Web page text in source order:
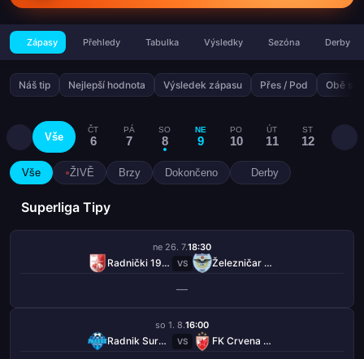
Zápasy Přehledy Tabulka Výsledky Sezóna Derby
Náš tip Nejlepší hodnota Výsledek zápasu Přes / Pod Obě
Vše
ČT
6
PÁ
7
SO
8
NE
9
PO
10
ÚT
11
ST
12
Vše ŽIVĚ Brzy Dokončeno Derby
Superliga Tipy
ne 26. 7.18:30
Radnički 1923 VS Železničar Pančevo
—
so 1. 8.16:00
Radnik Surdulica VS FK Crvena Zvezda